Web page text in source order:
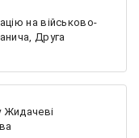
на військово-
Друга
Жидачеві